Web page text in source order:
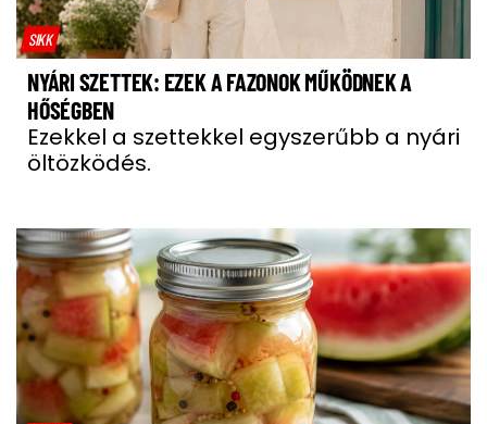
SIKK
NYÁRI SZETTEK: EZEK A FAZONOK MŰKÖDNEK A
HŐSÉGBEN
Ezekkel a szettekkel egyszerűbb a nyári
öltözködés.